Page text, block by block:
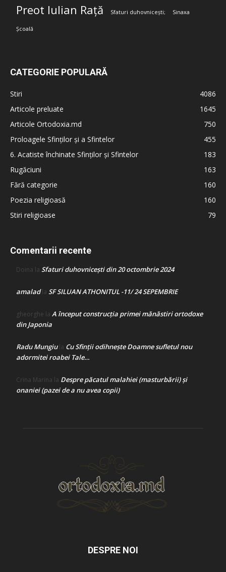
Preot Iulian Rață Sfaturi duhovnicești; Sinaxa
Școală
CATEGORIE POPULARĂ
Stiri
4086
Articole preluate
1645
Articole Ortodoxia.md
750
Proloagele Sfinților și a Sfintelor
455
6. Acatiste închinate Sfinților și Sfintelor
183
Rugăciuni
163
Fără categorie
160
Poezia religioasă
160
Stiri religioase
79
Comentarii recente
Doina la Sfaturi duhovnicești din 20 octombrie 2024
amaladla SF SILUAN ATHONITUL -11/ 24 SEPEMBRIE
gheorghe la A început construcţia primei mănăstiri ortodoxe
din Japonia
Radu Mungiula Cu Sfinții odihnește Doamne sufletul nou
adormitei roabei Tale…
Crina Marina la Despre păcatul malahiei (masturbării) şi
onaniei (pazei de a nu avea copii)
DESPRE NOI